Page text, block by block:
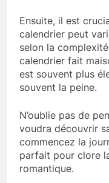
Ensuite, il est
calendrier peut
selon la
calendrier fait
est souvent plus
souvent la peine.
N’oublie pas de
voudra découvrir
commencez la
parfait pour clore
romantique.